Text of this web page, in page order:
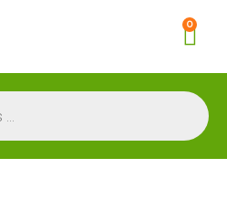
0